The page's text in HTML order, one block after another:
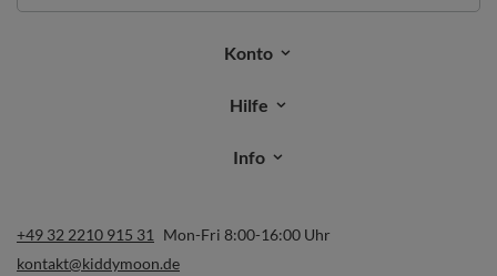
Konto
Hilfe
Info
+49 32 2210 915 31
Mon-Fri 8:00-16:00 Uhr
kontakt@kiddymoon.de